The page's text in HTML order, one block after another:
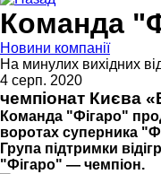
Команда
Новини компанії
На минулих вихідних
4 серп. 2020
чемпіонат Києва
Команда "Фігаро"
воротах суперника
Група підтримки
"Фігаро" — чемпіон.